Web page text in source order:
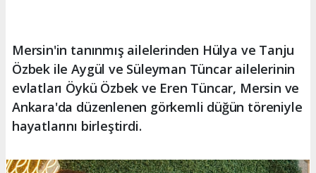
Mersin'in tanınmış ailelerinden Hülya ve Tanju
Özbek ile Aygül ve Süleyman Tüncar ailelerinin
evlatları Öykü Özbek ve Eren Tüncar, Mersin ve
Ankara'da düzenlenen görkemli düğün töreniyle
hayatlarını birleştirdi.